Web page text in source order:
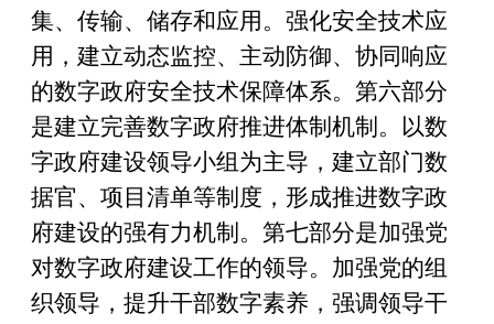
集、传输、储存和应用。强化安全技术应
用，建立动态监控、主动防御、协同响应
的数字政府安全技术保障体系。第六部分
是建立完善数字政府推进体制机制。以数
字政府建设领导小组为主导，建立部门数
据官、 项目清单等制度，形成推进数字政
府建设的强有力机制。第七部分是加强党
对数字政府建设工作的领导。加强党的组
织领导，提升干部数字素养，强调领导干